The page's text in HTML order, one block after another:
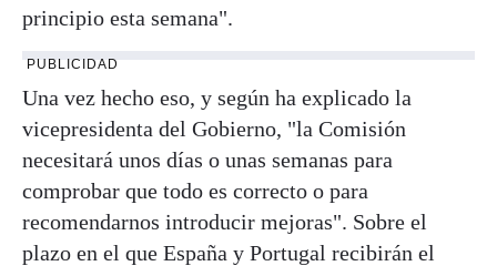
principio esta semana".
PUBLICIDAD
Una vez hecho eso, y según ha explicado la
vicepresidenta del Gobierno, "la Comisión
necesitará unos días o unas semanas para
comprobar que todo es correcto o para
recomendarnos introducir mejoras". Sobre el
plazo en el que España y Portugal recibirán el